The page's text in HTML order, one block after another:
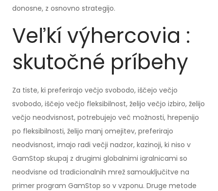
donosne, z osnovno strategijo.
Veľkí výhercovia :
skutočné príbehy
Za tiste, ki preferirajo večjo svobodo, iščejo večjo
svobodo, iščejo večjo fleksibilnost, želijo večjo izbiro, želijo
večjo neodvisnost, potrebujejo več možnosti, hrepenijo
po fleksibilnosti, želijo manj omejitev, preferirajo
neodvisnost, imajo radi večji nadzor, kazinoji, ki niso v
GamStop skupaj z drugimi globalnimi igralnicami so
neodvisne od tradicionalnih mrež samouključitve na
primer program GamStop so v vzponu. Druge metode